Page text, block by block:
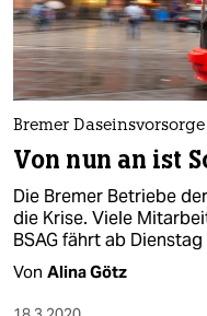
Bremer
Von nun an ist
Die Bremer Betriebe
die Krise. Viele
BSAG fährt ab
Von Alina Götz